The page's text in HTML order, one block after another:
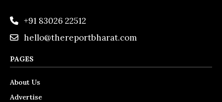
+91 83026 22512
hello@thereportbharat.com
PAGES
About Us
Advertise